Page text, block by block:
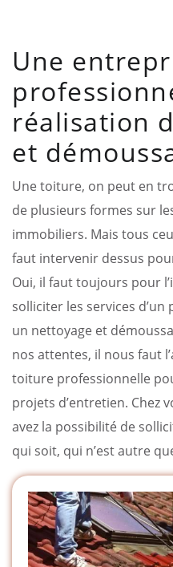
Une
réalisation
et
Une toiture, on peut en
de plusieurs formes sur
immobiliers. Mais tous
faut intervenir dessus
Oui, il faut toujours pour
solliciter les services
un nettoyage et
nos attentes, il nous faut
toiture professionnelle
projets d’entretien. Chez
avez la possibilité de
qui soit, qui n’est autre